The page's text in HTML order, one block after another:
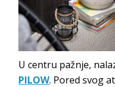
U centru pažnje,
PILOW. Pored svog